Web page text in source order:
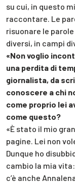
su cui, in questo
raccontare. Le
risuonare le
diversi, in campi
«Non voglio
una perdita di
giornalista, da
conoscere a chi
come proprio lei
come questo?
«È stato il mio
pagine. Lei non
Dunque ho
cambio la mia
c’è anche